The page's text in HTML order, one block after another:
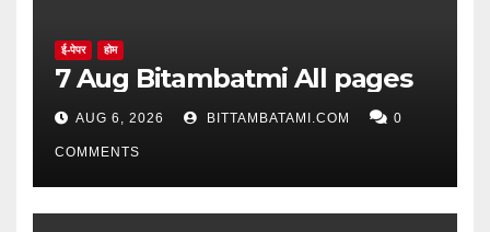
ई-पेपर होम
7 Aug Bitambatmi All pages
AUG 6, 2026 BITTAMBATAMI.COM 0
COMMENTS